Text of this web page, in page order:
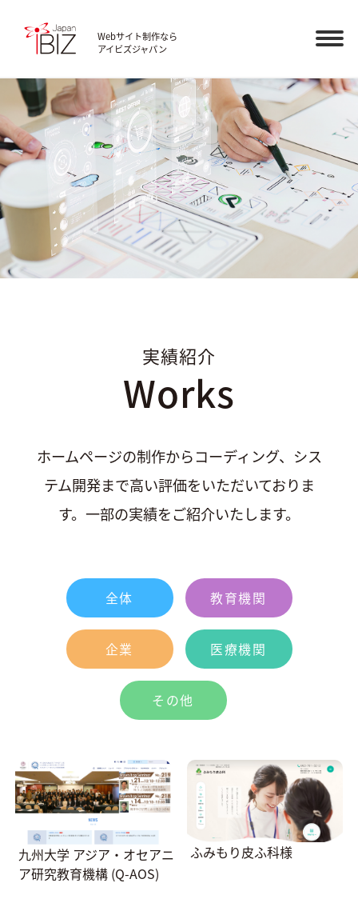
Webサイト制作なら
アイビズジャパン
実績紹介
Works
ホームページの制作からコーディング、シス
テム開発まで高い評価をいただいておりま
す。一部の実績をご紹介いたします。
全体 教育機関
企業 医療機関
その他
九州大学 アジア・オセアニ
ア研究教育機構 (Q-AOS)
ふみもり皮ふ科様